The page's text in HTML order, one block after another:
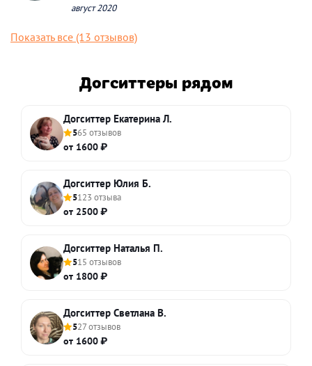
август 2020
Показать все (13 отзывов)
Догситтеры рядом
Догситтер Екатерина Л.
565 отзывов
от 1600 ₽
Догситтер Юлия Б.
5123 отзыва
от 2500 ₽
Догситтер Наталья П.
515 отзывов
от 1800 ₽
Догситтер Светлана В.
527 отзывов
от 1600 ₽